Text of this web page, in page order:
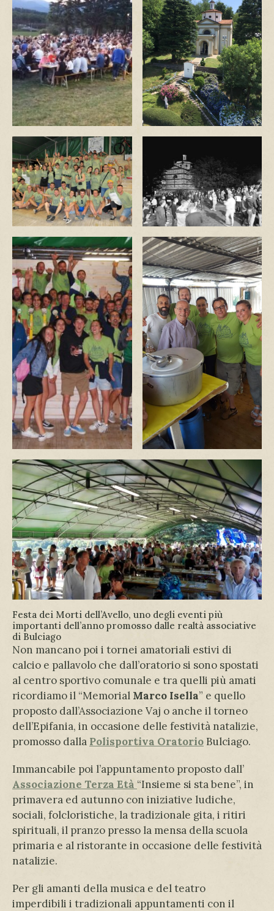
Festa dei Morti dell’Avello, uno degli eventi più
importanti dell’anno promosso dalle realtà associative
di Bulciago
Non mancano poi i tornei amatoriali estivi di
calcio e pallavolo che dall’oratorio si sono spostati
al centro sportivo comunale e tra quelli più amati
ricordiamo il “Memorial Marco Isella” e quello
proposto dall’Associazione Vaj o anche il torneo
dell’Epifania, in occasione delle festività natalizie,
promosso dalla Polisportiva Oratorio Bulciago.
Immancabile poi l’appuntamento proposto dall’
Associazione Terza Età “Insieme si sta bene”, in
primavera ed autunno con iniziative ludiche,
sociali, folcloristiche, la tradizionale gita, i ritiri
spirituali, il pranzo presso la mensa della scuola
primaria e al ristorante in occasione delle festività
natalizie.
Per gli amanti della musica e del teatro
imperdibili i tradizionali appuntamenti con il